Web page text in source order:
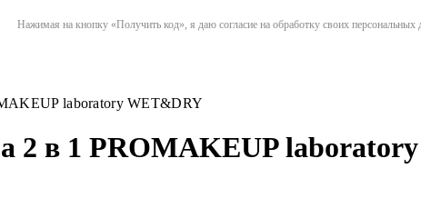
Нажимая на кнопку «Получить код», я даю согласие на обработку своих персональных
laboratory WET&DRY
2 в 1 PROMAKEUP